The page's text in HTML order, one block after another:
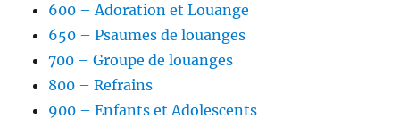
600 – Adoration et Louange
650 – Psaumes de louanges
700 – Groupe de louanges
800 – Refrains
900 – Enfants et Adolescents